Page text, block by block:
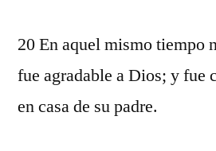
20 En aquel mismo tiempo
fue agradable a Dios; y fue
en casa de su padre.